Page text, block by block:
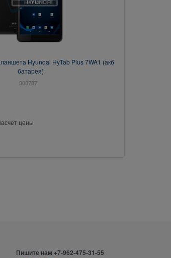
Hyundai HyTab Plus 7WA1 (акб
батарея)
300787
цены
Пишите нам +7-962-475-31-55